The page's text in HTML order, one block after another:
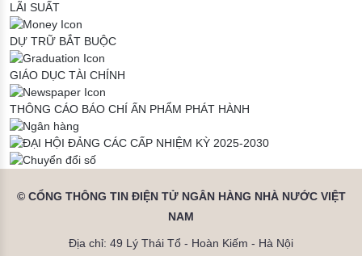
LÃI SUẤT
DỰ TRỮ BẮT BUỘC
GIÁO DỤC TÀI CHÍNH
THÔNG CÁO BÁO CHÍ ẤN PHẨM PHÁT HÀNH
© CỔNG THÔNG TIN ĐIỆN TỬ NGÂN HÀNG NHÀ NƯỚC VIỆT
NAM
Địa chỉ: 49 Lý Thái Tổ - Hoàn Kiếm - Hà Nội